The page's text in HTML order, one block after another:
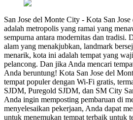
San Jose del Monte City - Kota San
adalah metropolis yang ramai yang
sempurna antara modernitas dan tradisi.
alam yang menakjubkan, landmark
menarik, kota ini adalah tempat yang
pelancong. Dan jika Anda mencari
Anda beruntung! Kota San Jose del
tempat populer dengan Wi-Fi gratis,
SJDM, Puregold SJDM, dan SM City
Anda ingin memposting pembaruan di
menyelesaikan pekerjaan, Anda dapat
untuk menemukan tempat terbaik untuk